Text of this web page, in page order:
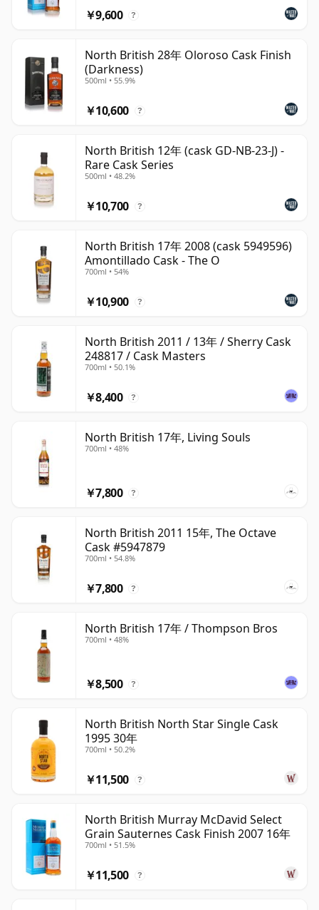
￥9,600 ?
North British 28年 Oloroso Cask Finish
(Darkness)
500ml • 55.9%
￥10,600 ?
North British 12年 (cask GD-NB-23-J) -
Rare Cask Series
500ml • 48.2%
￥10,700 ?
North British 17年 2008 (cask 5949596)
Amontillado Cask - The O
700ml • 54%
￥10,900 ?
North British 2011 / 13年 / Sherry Cask
248817 / Cask Masters
700ml • 50.1%
￥8,400 ?
North British 17年, Living Souls
700ml • 48%
￥7,800 ?
North British 2011 15年, The Octave
Cask #5947879
700ml • 54.8%
￥7,800 ?
North British 17年 / Thompson Bros
700ml • 48%
￥8,500 ?
North British North Star Single Cask
1995 30年
700ml • 50.2%
￥11,500 ?
North British Murray McDavid Select
Grain Sauternes Cask Finish 2007 16年
700ml • 51.5%
￥11,500 ?